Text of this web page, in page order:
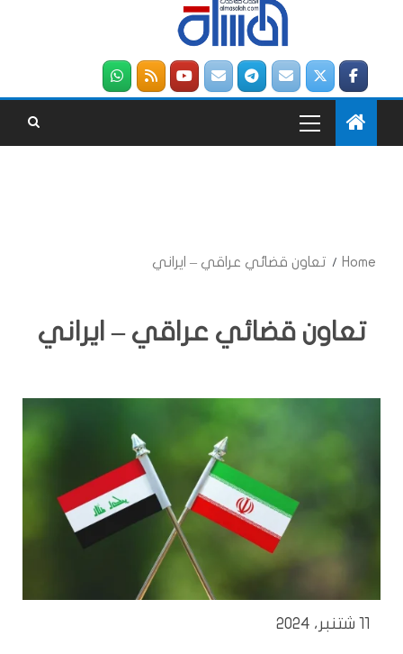
Home تعاون قضائي عراقي – ايراني
تعاون قضائي عراقي – ايراني
11 شتنبر، 2024